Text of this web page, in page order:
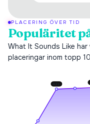
PLACERING ÖVER TID
Populäritet
What It Sounds Like
placeringar inom topp
# 20